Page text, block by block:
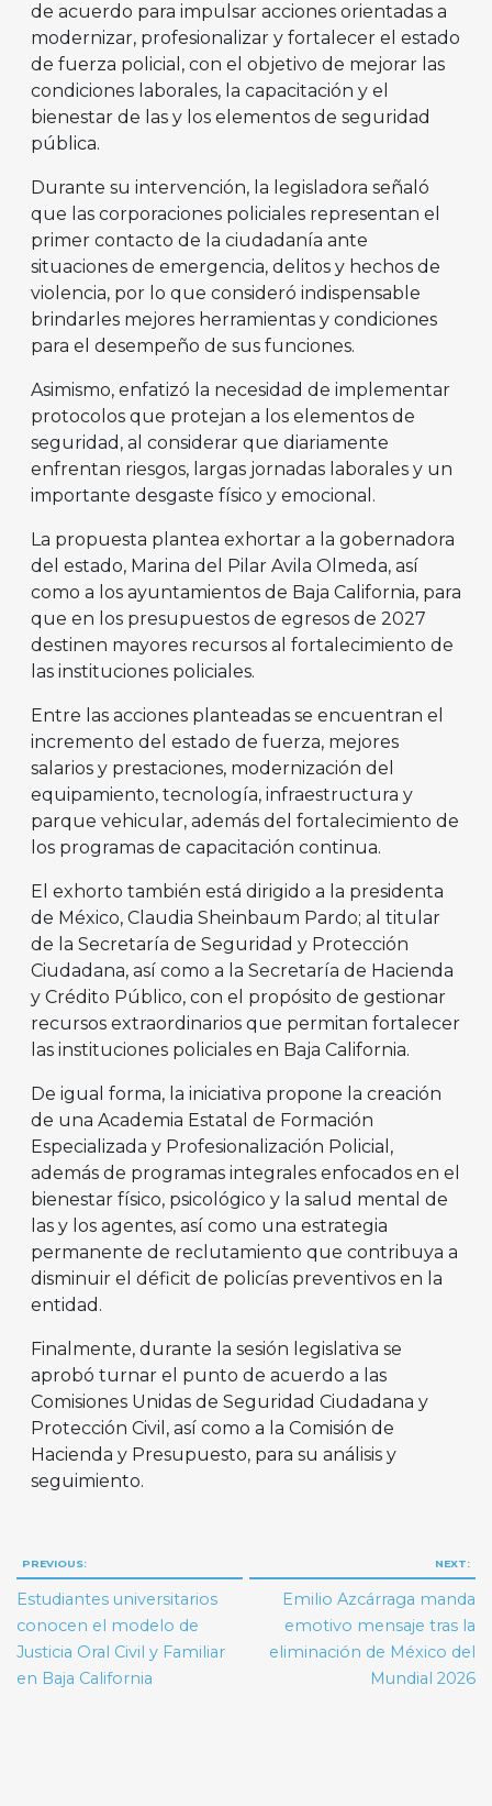
de acuerdo para impulsar acciones orientadas a
modernizar, profesionalizar y fortalecer el estado
de fuerza policial, con el objetivo de mejorar las
condiciones laborales, la capacitación y el
bienestar de las y los elementos de seguridad
pública.
Durante su intervención, la legisladora señaló
que las corporaciones policiales representan el
primer contacto de la ciudadanía ante
situaciones de emergencia, delitos y hechos de
violencia, por lo que consideró indispensable
brindarles mejores herramientas y condiciones
para el desempeño de sus funciones.
Asimismo, enfatizó la necesidad de implementar
protocolos que protejan a los elementos de
seguridad, al considerar que diariamente
enfrentan riesgos, largas jornadas laborales y un
importante desgaste físico y emocional.
La propuesta plantea exhortar a la gobernadora
del estado, Marina del Pilar Avila Olmeda, así
como a los ayuntamientos de Baja California, para
que en los presupuestos de egresos de 2027
destinen mayores recursos al fortalecimiento de
las instituciones policiales.
Entre las acciones planteadas se encuentran el
incremento del estado de fuerza, mejores
salarios y prestaciones, modernización del
equipamiento, tecnología, infraestructura y
parque vehicular, además del fortalecimiento de
los programas de capacitación continua.
El exhorto también está dirigido a la presidenta
de México, Claudia Sheinbaum Pardo; al titular
de la Secretaría de Seguridad y Protección
Ciudadana, así como a la Secretaría de Hacienda
y Crédito Público, con el propósito de gestionar
recursos extraordinarios que permitan fortalecer
las instituciones policiales en Baja California.
De igual forma, la iniciativa propone la creación
de una Academia Estatal de Formación
Especializada y Profesionalización Policial,
además de programas integrales enfocados en el
bienestar físico, psicológico y la salud mental de
las y los agentes, así como una estrategia
permanente de reclutamiento que contribuya a
disminuir el déficit de policías preventivos en la
entidad.
Finalmente, durante la sesión legislativa se
aprobó turnar el punto de acuerdo a las
Comisiones Unidas de Seguridad Ciudadana y
Protección Civil, así como a la Comisión de
Hacienda y Presupuesto, para su análisis y
seguimiento.
Navegación
de
entradas
PREVIOUS:
Estudiantes universitarios
conocen el modelo de
Justicia Oral Civil y Familiar
en Baja California
NEXT:
Emilio Azcárraga manda
emotivo mensaje tras la
eliminación de México del
Mundial 2026